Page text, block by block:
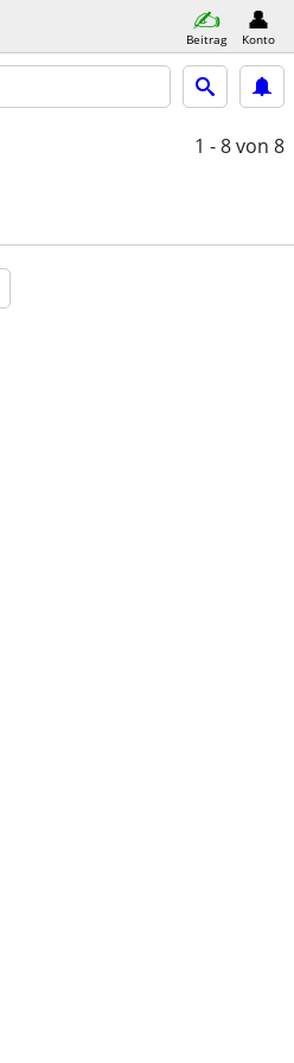
Beitrag Konto
1 - 8von 8